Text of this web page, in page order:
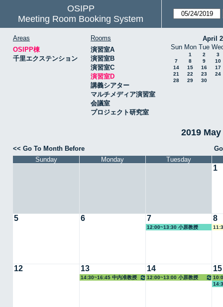
OSIPP
Meeting Room Booking System
Areas
OSIPP棟
千里エクステンション
Rooms
演習室A
演習室B
演習室C
演習室D
講義シアター
マルチメディア演習室
会議室
プロジェクト研究室
April
Sun Mon Tue
1 2
3
7
8 9
10
14
15 16
17
21
22 23
24
28
29 30
2019
<< Go To Month Before
Sunday
Monday Tuesday
1
5 6 7
12:00~13:30 小原教授
8
12 13
14:30~16:45 中内准教授
14
12:00~13:00 小原教授
15